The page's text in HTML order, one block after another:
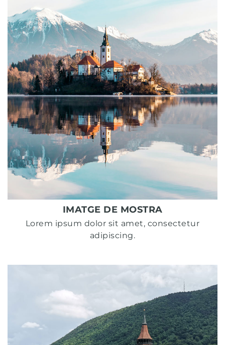
IMATGE DE MOSTRA
Lorem ipsum dolor sit amet, consectetur
adipiscing.